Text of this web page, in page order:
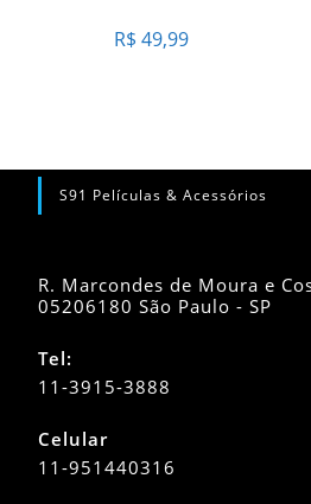
R$ 49,99
S91 Películas & Acessórios
R. Marcondes de Moura e
05206180 São Paulo - SP
Tel:
11-3915-3888
Celular
11-951440316